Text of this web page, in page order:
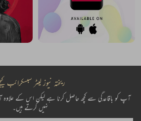
ریختہ نیوز لیٹر سبسکرائب
آپ کو باقاعدگی سے کچھ حاصل کرنا ہے لیکن اس کے
نہیں کرتے ہیں۔